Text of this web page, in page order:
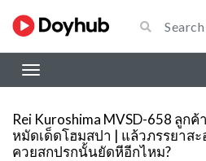
Rei Kuroshima MVSD-658 ลูกค้
หมัดเด็ดโฮมสปา | แล้วภรรยาส
ควยสกปรกนั้นยัดหีอีกไหม?